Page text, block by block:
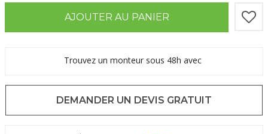
AJOUTER AU PANIER
Trouvez un monteur sous 48h avec
DEMANDER UN DEVIS GRATUIT